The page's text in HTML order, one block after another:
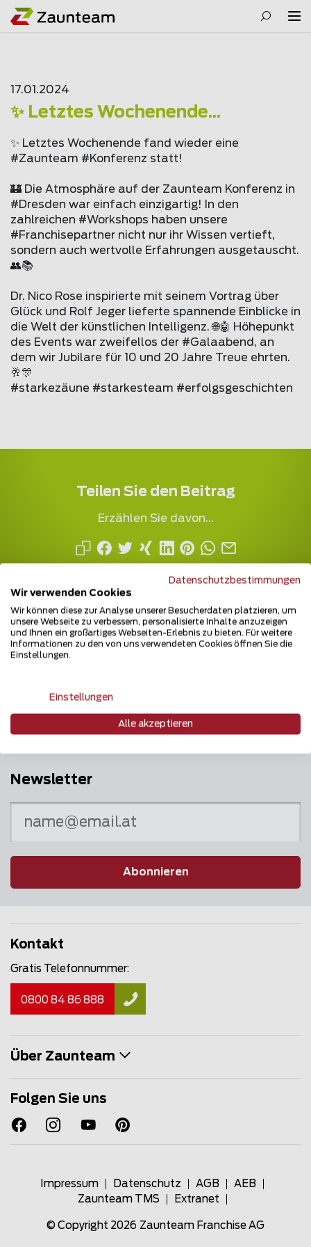
17.01.2024
✨ Letztes Wochenende...
✨ Letztes Wochenende fand wieder eine
#Zaunteam #Konferenz statt!
🏰 Die Atmosphäre auf der Zaunteam Konferenz in
#Dresden war einfach einzigartig! In den
zahlreichen #Workshops haben unsere
#Franchisepartner nicht nur ihr Wissen vertieft,
sondern auch wertvolle Erfahrungen ausgetauscht.
👥📚
Dr. Nico Rose inspirierte mit seinem Vortrag über
Glück und Rolf Jeger lieferte spannende Einblicke in
die Welt der künstlichen Intelligenz. 🌐🤖 Höhepunkt
des Events war zweifellos der #Galaabend, an
dem wir Jubilare für 10 und 20 Jahre Treue ehrten.
🥂🎊
#starkezäune #starkesteam #erfolgsgeschichten
Teilen Sie den Beitrag
Erzählen Sie davon...
Mehrfach ausgezeichnet und immer am
Newsletter
Abonnieren
Kontakt
Gratis Telefonnummer:
0800 84 86 888
Über Zaunteam
Folgen Sie uns
Impressum Datenschutz AGB
AEB
Zaunteam TMS
Extranet
© Copyright 2026 Zaunteam Franchise AG
Datenschutzbestimmungen
Wir verwenden Cookies
Wir können diese zur Analyse unserer Besucherdaten platzieren, um
unsere Webseite zu verbessern, personalisierte Inhalte anzuzeigen
und Ihnen ein großartiges Webseiten-Erlebnis zu bieten. Für weitere
Informationen zu den von uns verwendeten Cookies öffnen Sie die
Einstellungen.
Einstellungen
Alle akzeptieren